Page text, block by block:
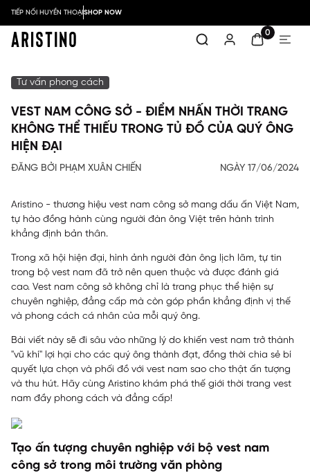
TIẾP NỐI HUYỀN THOẠISHOP NOW
0
Tư vấn phong cách
VEST NAM CÔNG SỞ - ĐIỂM NHẤN THỜI TRANG
KHÔNG THỂ THIẾU TRONG TỦ ĐỒ CỦA QUÝ ÔNG
HIỆN ĐẠI
ĐĂNG BỞI PHẠM XUÂN CHIẾN NGÀY 17/06/2024
Aristino - thương hiệu vest nam công sở mang dấu ấn Việt Nam,
tự hào đồng hành cùng người đàn ông Việt trên hành trình
khẳng định bản thân.
Trong xã hội hiện đại, hình ảnh người đàn ông lịch lãm, tự tin
trong bộ vest nam đã trở nên quen thuộc và được đánh giá
cao. Vest nam công sở không chỉ là trang phục thể hiện sự
chuyên nghiệp, đẳng cấp mà còn góp phần khẳng định vị thế
và phong cách cá nhân của mỗi quý ông.
Bài viết này sẽ đi sâu vào những lý do khiến vest nam trở thành
"vũ khí" lợi hại cho các quý ông thành đạt, đồng thời chia sẻ bí
quyết lựa chọn và phối đồ với vest nam sao cho thật ấn tượng
và thu hút. Hãy cùng Aristino khám phá thế giới thời trang vest
nam đầy phong cách và đẳng cấp!
Tạo ấn tượng chuyên nghiệp với bộ vest nam
công sở trong môi trường văn phòng